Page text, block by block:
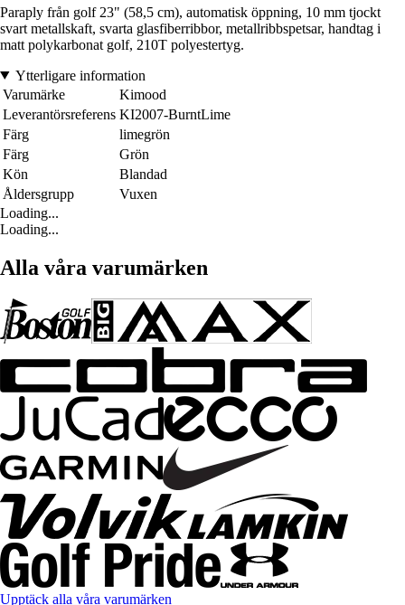
Paraply från golf 23" (58,5 cm), automatisk öppning, 10 mm tjockt
svart metallskaft, svarta glasfiberribbor, metallribbspetsar, handtag i
matt polykarbonat golf, 210T polyestertyg.
Ytterligare information
Varumärke
Kimood
Leverantörsreferens KI2007-BurntLime
Färg
limegrön
Färg
Grön
Kön
Blandad
Åldersgrupp
Vuxen
Loading...
Loading...
Alla våra varumärken
Upptäck alla våra varumärken